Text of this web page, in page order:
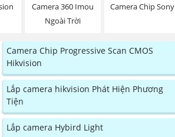
Camera 360 Imou
Ngoài Trời
Camera Chip Sony
Camera Chip Progressive Scan CMOS
Hikvision
Lắp camera hikvision Phát Hiện Phương
Tiện
Lắp camera Hybird Light